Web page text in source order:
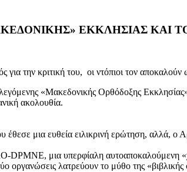
ΕΚΚΛΗΣΙΑΣ ΚΑΙ
την κριτική του, οι ντόπιοι τον
«Μακεδονικής Ορθόδοξης
ακολουθία.
μια ευθεία ειλικρινή ερώτηση, αλλά, ο
DPMNE, μια υπερφίαλη αυτοαποκαλούμενη
οργανώσεις λατρεύουν το μύθο της